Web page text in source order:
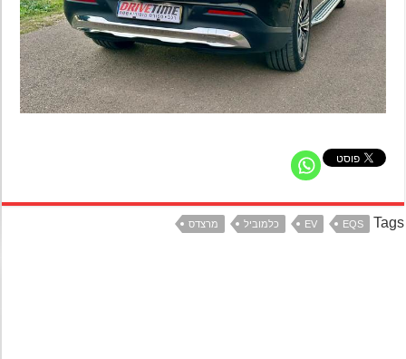
EQS
EV כלמוביל מרצדס